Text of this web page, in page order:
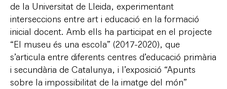
de la Universitat de Lleida, experimentant
interseccions entre art i educació en la formació
inicial docent. Amb ells ha participat en el projecte
“El museu és una escola” (2017-2020), que
s’articula entre diferents centres d’educació primària
i secundària de Catalunya, i l’exposició “Apunts
sobre la impossibilitat de la imatge del món”